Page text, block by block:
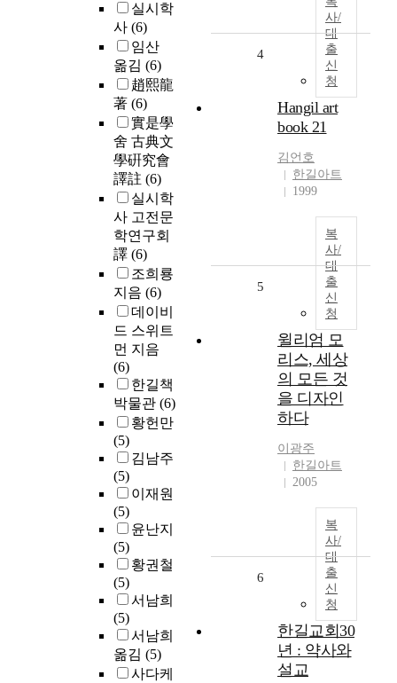
실시학
사 (6)
임산
옮김 (6)
趙熙龍
著 (6)
實是學
舍 古典文
學硏究會
譯註 (6)
실시학
사 고전문
학연구회
譯 (6)
조희룡
지음 (6)
데이비
드 스위트
먼 지음
(6)
한길책
박물관 (6)
황헌만
(5)
김남주
(5)
이재원
(5)
윤난지
(5)
황권철
(5)
서남희
(5)
서남희
옮김 (5)
사다케
사/
대
출
신
청
4
Hangil art
book 21
김언호
한길아트
1999
복
사/
대
출
신
청
5
윌리엄 모
리스, 세상
의 모든 것
을 디자인
하다
이광주
한길아트
2005
복
사/
대
출
신
청
6
한길교회30
년 : 약사와
설교